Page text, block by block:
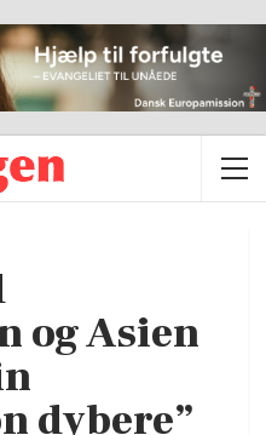
og Asien
dybere”